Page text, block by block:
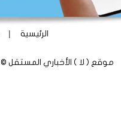
الرئيسية |
موقع ( لا ) الأخباري المستقل © 2016 - 2018 جميع الحقوق محفوظة | تصميم